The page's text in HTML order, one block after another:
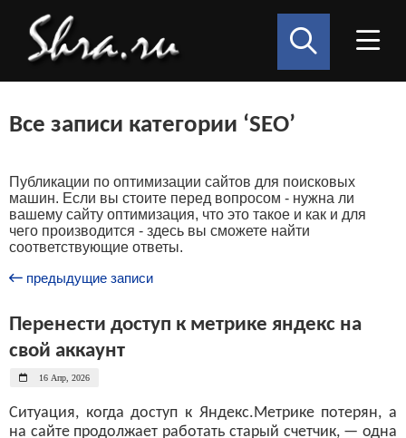
Все записи категории ‘SEO’
Публикации по оптимизации сайтов для поисковых
машин. Если вы стоите перед вопросом - нужна ли
вашему сайту оптимизация, что это такое и как и для
чего производится - здесь вы сможете найти
соответствующие ответы.
предыдущие записи
Перенести доступ к метрике яндекс на
свой аккаунт
16 Апр, 2026
Ситуация, когда доступ к Яндекс.Метрике потерян, а
на сайте продолжает работать старый счетчик, — одна